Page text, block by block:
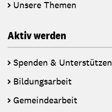
Unsere Themen
Aktiv werden
Spenden & Unterstützen
Bildungsarbeit
Gemeindearbeit